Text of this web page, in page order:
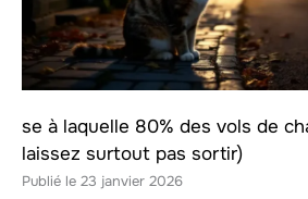
se à laquelle 80% des vols de
laissez surtout pas sortir)
23 janvier 2026